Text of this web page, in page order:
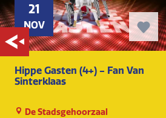
21
NOV
Hippe Gasten (4+) - Fan Van
Sinterklaas
De Stadsgehoorzaal